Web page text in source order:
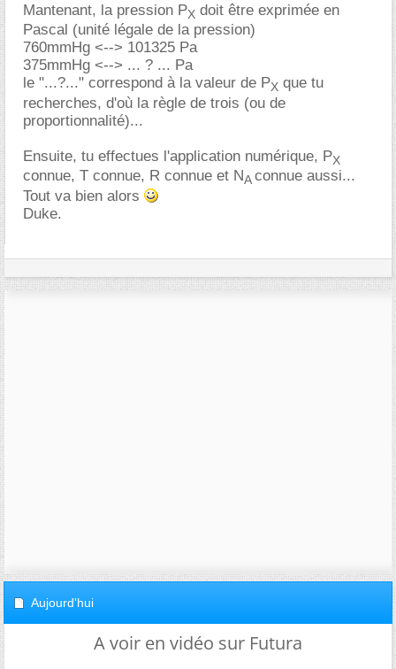
Mantenant, la pression PX doit être exprimée en
Pascal (unité légale de la pression)
760mmHg <--> 101325 Pa
375mmHg <--> ... ? ... Pa
le "...?..." correspond à la valeur de PX que tu
recherches, d'où la règle de trois (ou de
proportionnalité)...
Ensuite, tu effectues l'application numérique, PX
connue, T connue, R connue et NAconnue aussi...
Tout va bien alors
Duke.
Aujourd'hui
A voir en vidéo sur Futura